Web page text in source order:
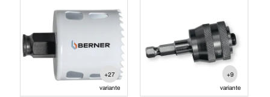
+27
variante
+9
variante